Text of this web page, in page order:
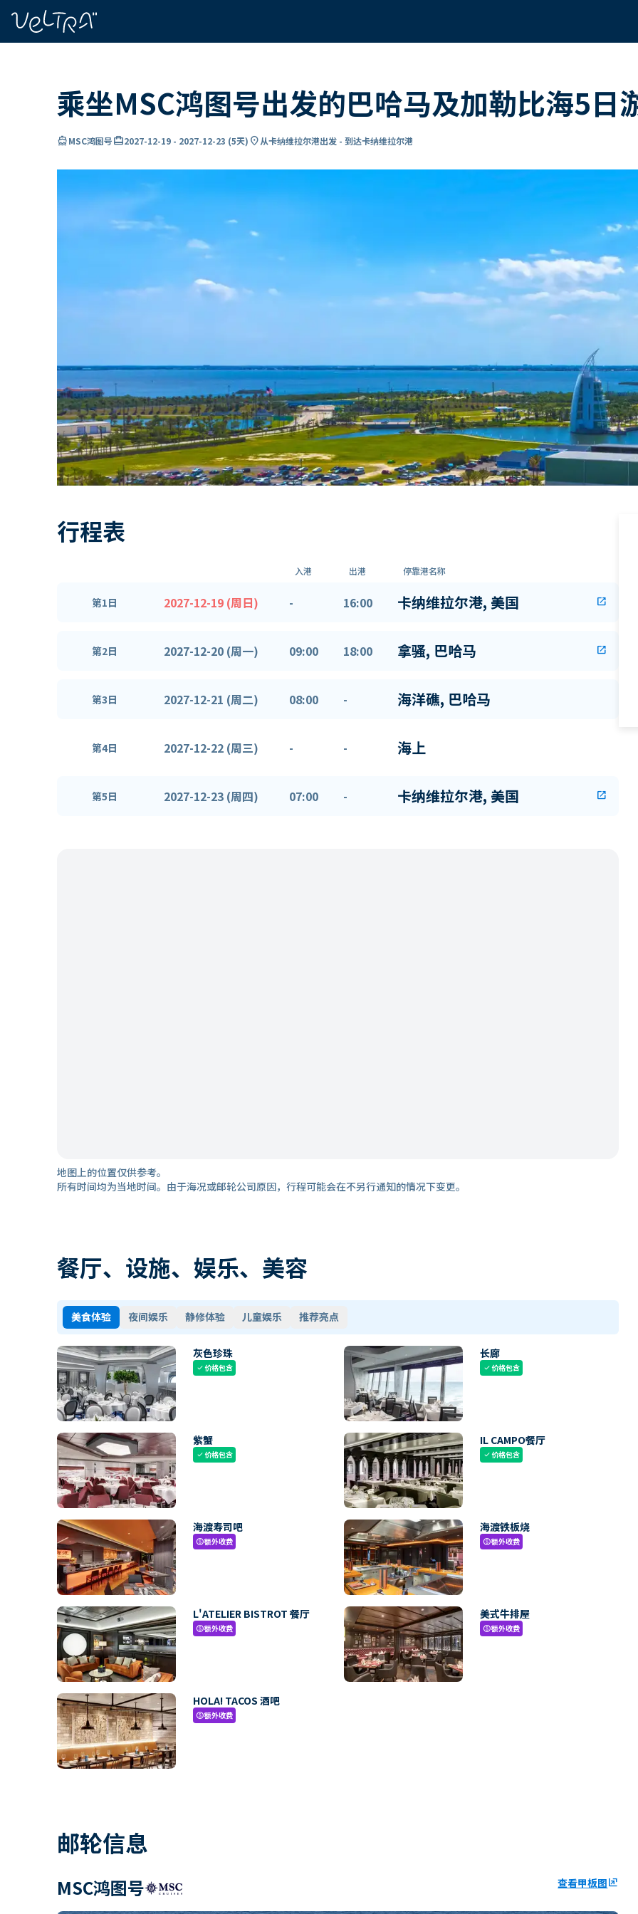
乘坐MSC鸿图号出发的巴哈马及加勒比海5日
directions_boatMSC鸿图号card_travel2027-12-19 - 2027-12-23 (5天) location_on从卡纳维拉尔港出发 - 到达卡纳维拉尔港
行程表
入港 出港 停靠港名称
第1日 2027-12-19 (周日) - 16:00 卡纳维拉尔港, 美国 open_in_new
第2日 2027-12-20 (周一) 09:00 18:00 拿骚, 巴哈马 open_in_new
第3日 2027-12-21 (周二) 08:00 - 海洋礁, 巴哈马
第4日 2027-12-22 (周三) - - 海上
第5日 2027-12-23 (周四) 07:00 - 卡纳维拉尔港, 美国 open_in_new
地图上的位置仅供参考。
所有时间均为当地时间。由于海况或邮轮公司原因，行程可能会在不另行通知的情况下变更。
餐厅、设施、娱乐、美容
美食体验 夜间娱乐 静修体验 儿童娱乐 推荐亮点
灰色珍珠
check价格包含
长廊
check价格包含
紫蟹
check价格包含
IL CAMPO餐厅
check价格包含
海渡寿司吧
paid额外收费
海渡铁板烧
paid额外收费
L'ATELIER BISTROT 餐厅
paid额外收费
美式牛排屋
paid额外收费
HOLA! TACOS 酒吧
paid额外收费
邮轮信息
MSC鸿图号 查看甲板图ungroup